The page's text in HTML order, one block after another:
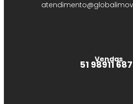
Vendas
51 98911